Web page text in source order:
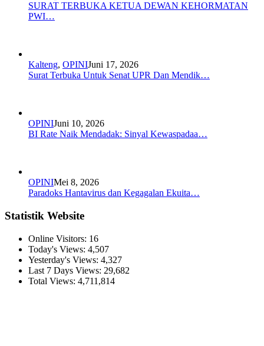
SURAT TERBUKA KETUA DEWAN KEHORMATAN
PWI…
Kalteng, OPINIJuni 17, 2026
Surat Terbuka Untuk Senat UPR Dan Mendik…
OPINIJuni 10, 2026
BI Rate Naik Mendadak: Sinyal Kewaspadaa…
OPINIMei 8, 2026
Paradoks Hantavirus dan Kegagalan Ekuita…
Statistik Website
Online Visitors: 16
Today's Views: 4,507
Yesterday's Views: 4,327
Last 7 Days Views: 29,682
Total Views: 4,711,814